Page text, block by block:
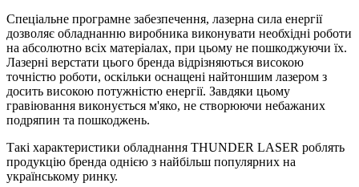
Спеціальне програмне забезпечення, лазерна сила енергії
дозволяє обладнанню виробника виконувати необхідні роботи
на абсолютно всіх матеріалах, при цьому не пошкоджуючи їх.
Лазерні верстати цього бренда відрізняються високою
точністю роботи, оскільки оснащені найтоншим лазером з
досить високою потужністю енергії. Завдяки цьому
гравіювання виконується м'яко, не створюючи небажаних
подряпин та пошкоджень.
Такі характеристики обладнання THUNDER LASER роблять
продукцію бренда однією з найбільш популярних на
українському ринку.